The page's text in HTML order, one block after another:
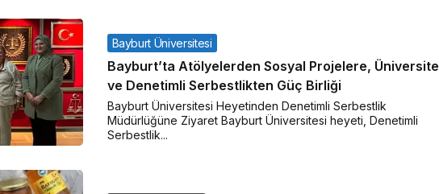
Bayburt Üniversitesi
Bayburt’ta Atölyelerden Sosyal Projelere, Üniversite
ve Denetimli Serbestlikten Güç Birliği
Bayburt Üniversitesi Heyetinden Denetimli Serbestlik
Müdürlüğüne Ziyaret Bayburt Üniversitesi heyeti, Denetimli
Serbestlik...